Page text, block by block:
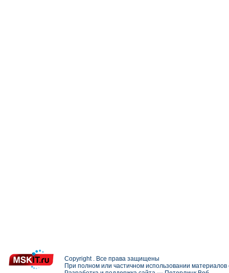
Copyright . Все права защищены
При полном или частичном использовании